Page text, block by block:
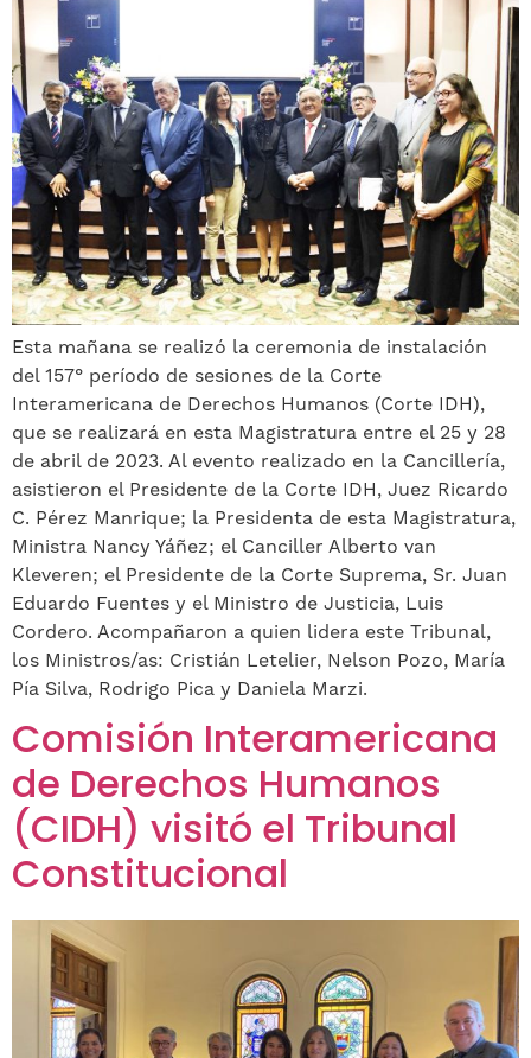
Esta mañana se realizó la ceremonia de instalación
del 157° período de sesiones de la Corte
Interamericana de Derechos Humanos (Corte IDH),
que se realizará en esta Magistratura entre el 25 y 28
de abril de 2023. Al evento realizado en la Cancillería,
asistieron el Presidente de la Corte IDH, Juez Ricardo
C. Pérez Manrique; la Presidenta de esta Magistratura,
Ministra Nancy Yáñez; el Canciller Alberto van
Kleveren; el Presidente de la Corte Suprema, Sr. Juan
Eduardo Fuentes y el Ministro de Justicia, Luis
Cordero. Acompañaron a quien lidera este Tribunal,
los Ministros/as: Cristián Letelier, Nelson Pozo, María
Pía Silva, Rodrigo Pica y Daniela Marzi.
Comisión Interamericana
de Derechos Humanos
(CIDH) visitó el Tribunal
Constitucional